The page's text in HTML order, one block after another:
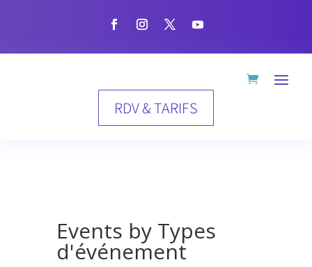
RDV & TARIFS
Events by Types
d'événement